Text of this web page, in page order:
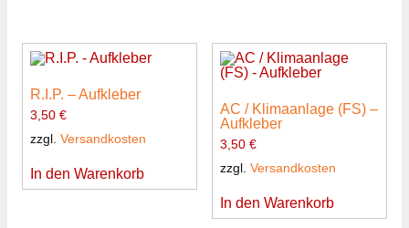
R.I.P. – Aufkleber
3,50 €
zzgl. Versandkosten
In den Warenkorb
AC / Klimaanlage (FS) –
Aufkleber
3,50 €
zzgl. Versandkosten
In den Warenkorb